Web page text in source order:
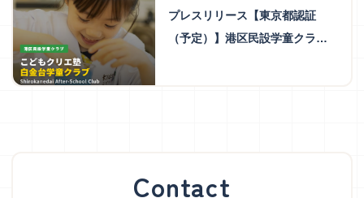
プレスリリース【東京都認証
（予定）】港区民設学童クラブ